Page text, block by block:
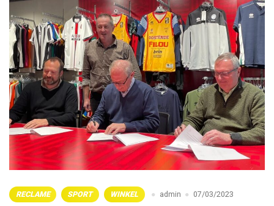
RECLAME SPORT WINKEL admin 07/03/2023